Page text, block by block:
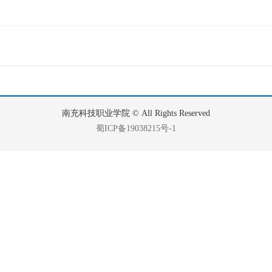
南充科技职业学院 © All Rights Reserved
蜀ICP备19038215号-1